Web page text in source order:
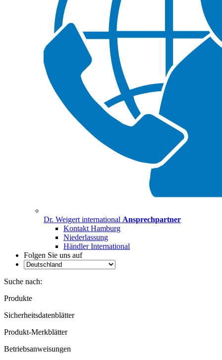
Dr. Weigert international Ansprechpartner
Kontakt Hamburg
Niederlassung
Händler International
Folgen Sie uns auf
Suche nach:
Produkte
Sicherheitsdatenblätter
Produkt-Merkblätter
Betriebsanweisungen